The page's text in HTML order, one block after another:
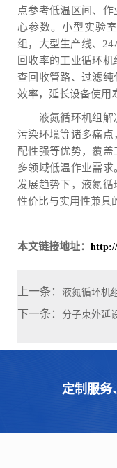
点参考低温区间、
心参数。小型实验
组，大型生产线、
回收率的工业循环
查回收管路、过滤
效率，延长设备使用
液氮循环机组解决
污染环境等诸多痛
配性强等优势，覆
多领域低温作业需
发展趋势下，液氮
性价比与实用性兼具
本文链接地址： http://
上一条： 液氮循环机
下一条： 分子束外延
定制服务